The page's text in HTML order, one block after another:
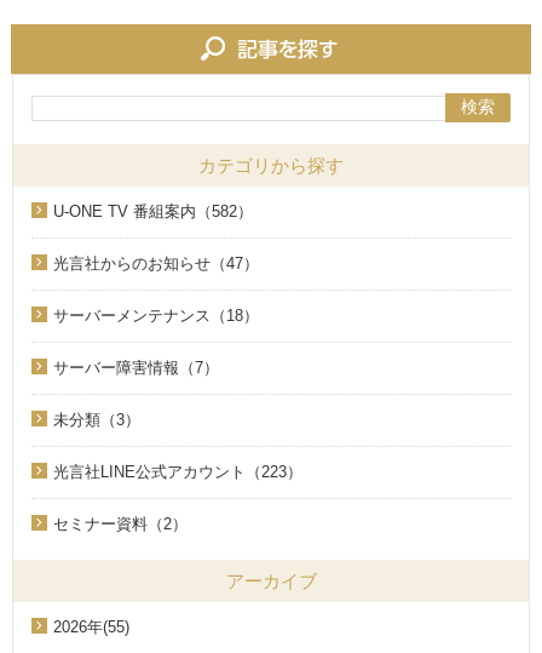
検索
カテゴリから探す
U-ONE TV 番組案内（582）
光言社からのお知らせ（47）
サーバーメンテナンス（18）
サーバー障害情報（7）
未分類（3）
光言社LINE公式アカウント（223）
セミナー資料（2）
アーカイブ
2026年(55)